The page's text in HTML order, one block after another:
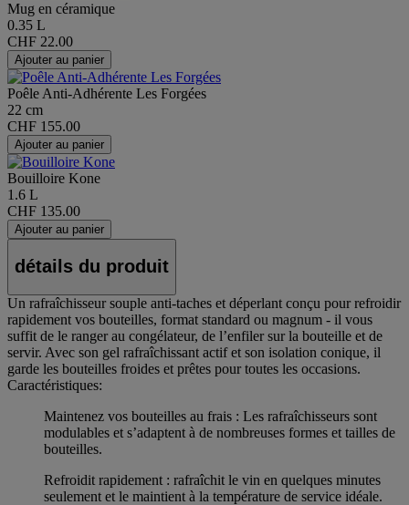
Mug en céramique
0.35 L
CHF 22.00
Ajouter au panier
Poêle Anti-Adhérente Les Forgées
22 cm
CHF 155.00
Ajouter au panier
Bouilloire Kone
1.6 L
CHF 135.00
Ajouter au panier
détails du produit
Un rafraîchisseur souple anti-taches et déperlant conçu pour refroidir
rapidement vos bouteilles, format standard ou magnum - il vous
suffit de le ranger au congélateur, de l’enfiler sur la bouteille et de
servir. Avec son gel rafraîchissant actif et son isolation conique, il
garde les bouteilles froides et prêtes pour toutes les occasions.
Caractéristiques:
Maintenez vos bouteilles au frais : Les rafraîchisseurs sont
modulables et s’adaptent à de nombreuses formes et tailles de
bouteilles.
Refroidit rapidement : rafraîchit le vin en quelques minutes
seulement et le maintient à la température de service idéale.